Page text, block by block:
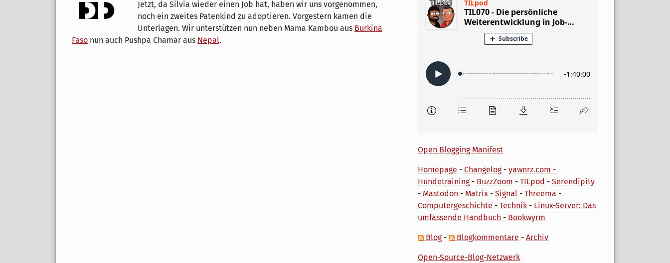
Jetzt, da Silvia wieder einen Job hat, haben wir uns vorgenommen,
noch ein zweites Patenkind zu adoptieren. Vorgestern kamen die
Unterlagen. Wir unterstützen nun neben Mama Kambou aus Burkina
Faso nun auch Pushpa Chamar aus Nepal.
Open Blogging Manifest
Homepage -Changelog-yawnrz.com -
Hundetraining- BuzzZoom -TILpod -Serendipity
- Mastodon - Matrix -Signal -Threema -
Computergeschichte -Technik - Linux-Server: Das
umfassende Handbuch - Bookwyrm
Blog- Blogkommentare -Archiv
Open-Source-Blog-Netzwerk